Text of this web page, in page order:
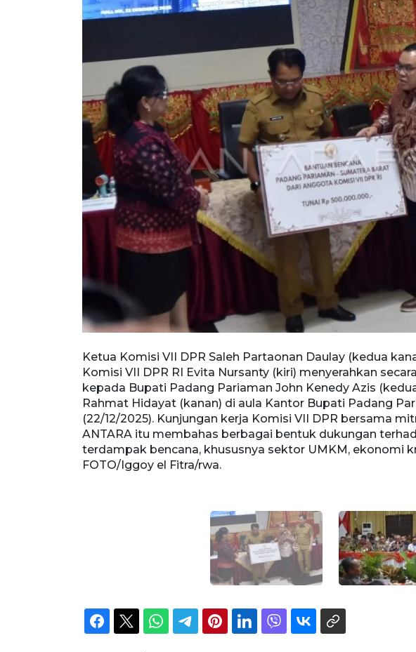
Ketua Komisi VII DPR Saleh Partaonan Daulay (kedua
Komisi VII DPR RI Evita Nursanty (kiri) menyerahkan
kepada Bupati Padang Pariaman John Kenedy Azis
Rahmat Hidayat (kanan) di aula Kantor Bupati Padang
(22/12/2025). Kunjungan kerja Komisi VII DPR bersama
ANTARA itu membahas berbagai bentuk dukungan
terdampak bencana, khususnya sektor UMKM, ekonomi
FOTO/Iggoy el Fitra/rwa.